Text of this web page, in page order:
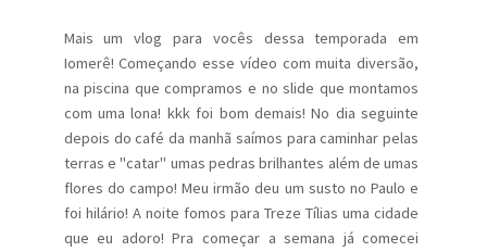
Mais um vlog para vocês dessa temporada em
Iomerê! Começando esse vídeo com muita diversão,
na piscina que compramos e no slide que montamos
com uma lona! kkk foi bom demais! No dia seguinte
depois do café da manhã saímos para caminhar pelas
terras e "catar" umas pedras brilhantes além de umas
flores do campo! Meu irmão deu um susto no Paulo e
foi hilário! A noite fomos para Treze Tílias uma cidade
que eu adoro! Pra começar a semana já comecei